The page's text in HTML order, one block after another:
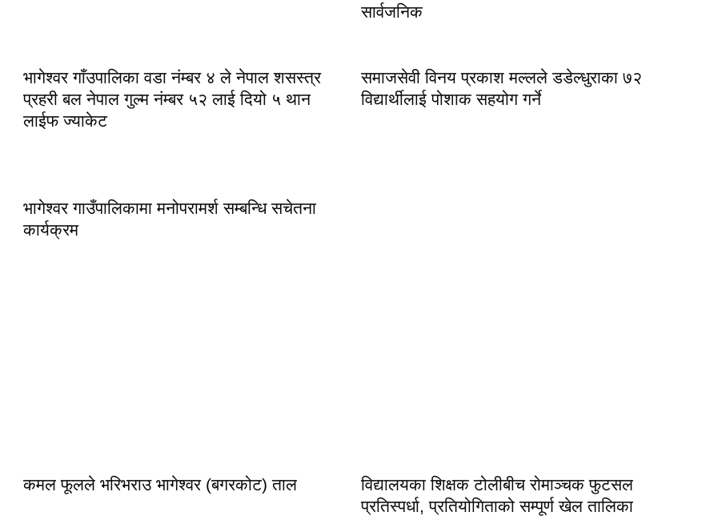
सार्वजनिक
भागेश्वर गाँउपालिका वडा नंम्बर ४ ले नेपाल शसस्त्र
प्रहरी बल नेपाल गुल्म नंम्बर ५२ लाई दियो ५ थान
लाईफ ज्याकेट
समाजसेवी विनय प्रकाश मल्लले डडेल्धुराका ७२
विद्यार्थीलाई पोशाक सहयोग गर्ने
भागेश्वर गाउँपालिकामा मनोपरामर्श सम्बन्धि सचेतना
कार्यक्रम
कमल फूलले भरिभराउ भागेश्वर (बगरकोट) ताल
विद्यालयका शिक्षक टोलीबीच रोमाञ्चक फुटसल
प्रतिस्पर्धा, प्रतियोगिताको सम्पूर्ण खेल तालिका